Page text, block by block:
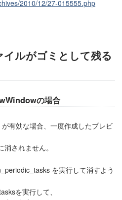
2010/12/27-015555.php
ルがゴミとして残る
の場合
有効な場合、一度作成したプレビ
されません。
を実行して消すよう
を実行して、